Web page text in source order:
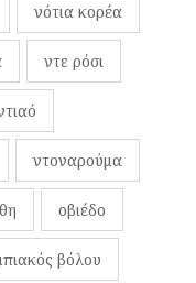
νότια κορέα
ντε ρόσι
ντοναρούμα
οβιέδο
βόλου